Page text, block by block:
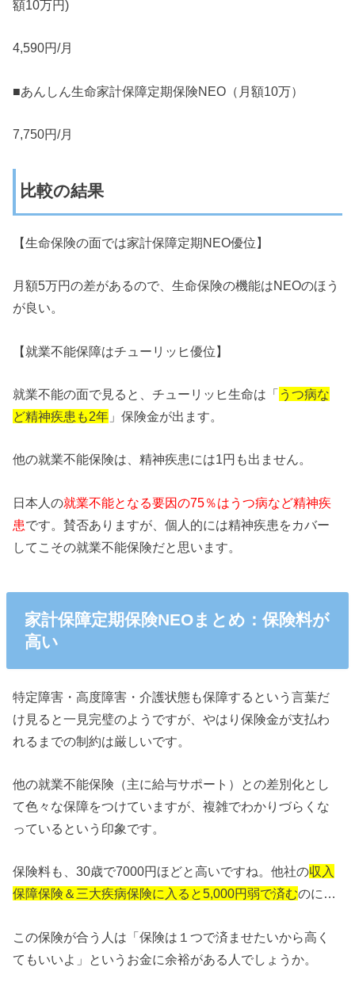
額10万円)
4,590円/月
■あんしん生命家計保障定期保険NEO（月額10万）
7,750円/月
比較の結果
【生命保険の面では家計保障定期NEO優位】
月額5万円の差があるので、生命保険の機能はNEOのほう
が良い。
【就業不能保障はチューリッヒ優位】
就業不能の面で見ると、チューリッヒ生命は「 うつ病な
ど精神疾患も2年 」保険金が出ます。
他の就業不能保険は、精神疾患には1円も出ません。
日本人の就業不能となる要因の75％はうつ病など精神疾
患です。賛否ありますが、個人的には精神疾患をカバー
してこその就業不能保険だと思います。
家計保障定期保険NEOまとめ：保険料が
高い
特定障害・高度障害・介護状態も保障するという言葉だ
け見ると一見完璧のようですが、やはり保険金が支払わ
れるまでの制約は厳しいです。
他の就業不能保険（主に給与サポート）との差別化とし
て色々な保障をつけていますが、複雑でわかりづらくな
っているという印象です。
保険料も、30歳で7000円ほどと高いですね。他社の収入
保障保険＆三大疾病保険に入ると5,000円弱で済むのに…
この保険が合う人は「保険は１つで済ませたいから高く
てもいいよ」というお金に余裕がある人でしょうか。